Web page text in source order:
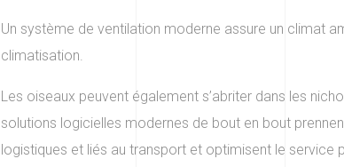
Un système de ventilation moderne assure un climat
climatisation.
Les oiseaux peuvent également s’abriter dans les
solutions logicielles modernes de bout en bout
logistiques et liés au transport et optimisent le service